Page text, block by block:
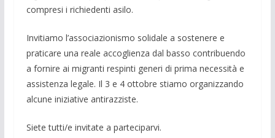
compresi i richiedenti asilo.
Invitiamo l’associazionismo solidale a sostenere e
praticare una reale accoglienza dal basso contribuendo
a fornire ai migranti respinti generi di prima necessità e
assistenza legale. Il 3 e 4 ottobre stiamo organizzando
alcune iniziative antirazziste.
Siete tutti/e invitate a parteciparvi.